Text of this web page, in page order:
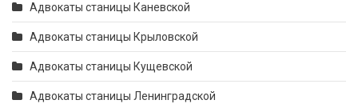
Адвокаты станицы Каневской
Адвокаты станицы Крыловской
Адвокаты станицы Кущевской
Адвокаты станицы Ленинградской